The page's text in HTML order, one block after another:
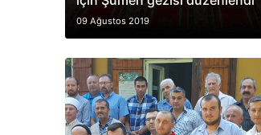
09 Ağustos 2019